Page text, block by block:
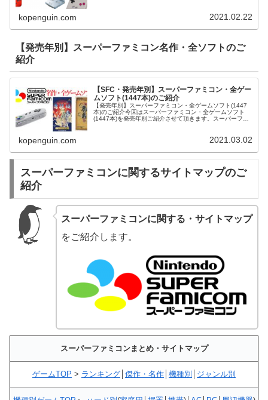
kopenguin.com 2021.02.22
【発売年別】スーパーファミコン名作・全ソフトのご
紹介
【SFC・発売年別】スーパーファミコン・全ゲー
ムソフト(1447本)のご紹介
【発売年別】スーパーファミコン・全ゲームソフト(1447
本)のご紹介今回はスーパーファミコン・全ゲームソフト
(1447本)を発売年別ご紹介させて頂きます。スーパーファ
kopenguin.com 2021.03.02
スーパーファミコンに関するサイトマップのご
紹介
スーパーファミコンに関する・サイトマップ
をご紹介します。
スーパーファミコンまとめ・サイトマップ
ゲームTOP > ランキング 傑作・名作 機種別 ジャンル別